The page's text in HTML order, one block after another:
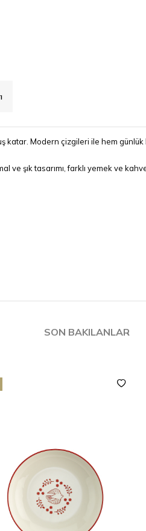
katar. Modern çizgileri ile hem
şık tasarımı, farklı yemek ve
SON BAKILANLAR